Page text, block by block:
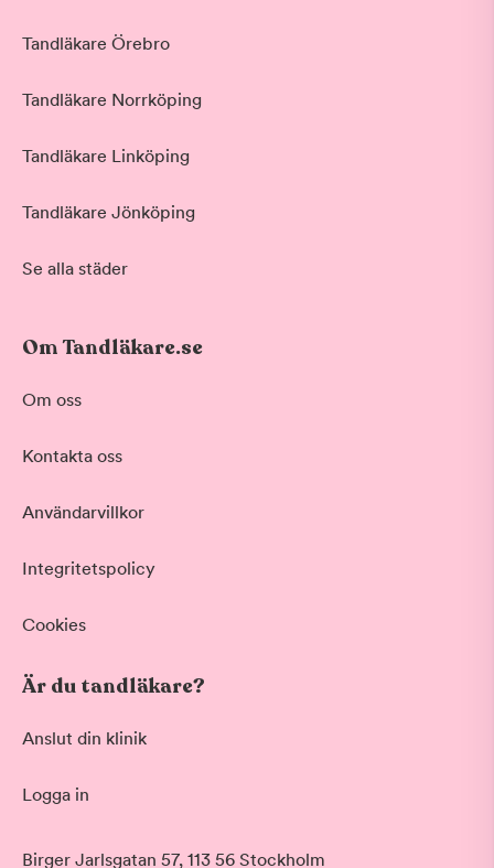
Tandläkare Örebro
Tandläkare Norrköping
Tandläkare Linköping
Tandläkare Jönköping
Se alla städer
Om Tandläkare.se
Om oss
Kontakta oss
Användarvillkor
Integritetspolicy
Cookies
Är du tandläkare?
Anslut din klinik
Logga in
Birger Jarlsgatan 57, 113 56 Stockholm